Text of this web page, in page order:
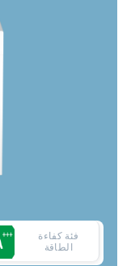
فئة كفاءة
الطاقة